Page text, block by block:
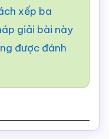
xếp ba
giải bài này
được đánh